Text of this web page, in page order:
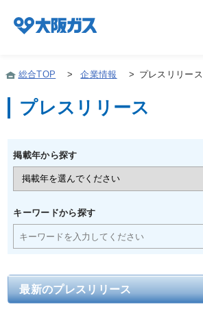
企業情報TOP
企業/グループについて
社会貢献
サステナビリティ
総合TOP > 企業情報 > プレスリリース
プレスリリース
掲載年から探す
キーワードから探す
最新のプレスリリース